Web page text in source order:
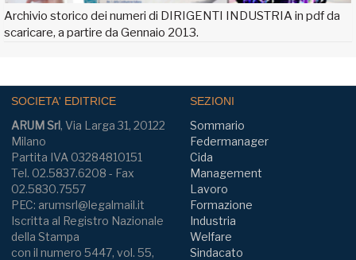
Archivio storico dei numeri di DIRIGENTI INDUSTRIA in pdf da
scaricare, a partire da Gennaio 2013.
SOCIETA' EDITRICE
ARUM Srl, Via Larga 31, 20122
Milano
Partita IVA 03284810151
Tel. 02.5837.6208 - Fax
02.5830.7557
PEC: arumsrl@legalmail.it
Iscritta al Registro Nazionale
della Stampa
con il numero 5447, vol. 55,
SEZIONI
Sommario
Federmanager
Cida
Management
Lavoro
Formazione
Industria
Welfare
Sindacato